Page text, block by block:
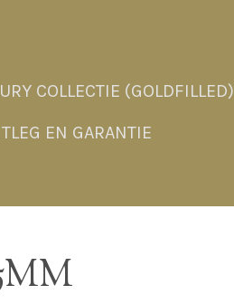
COLLECTIE (GOLDFILLED)
EN GARANTIE